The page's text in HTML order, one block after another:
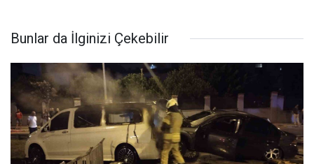
Bunlar da İlginizi Çekebilir